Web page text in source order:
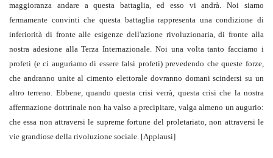
maggioranza andare a questa battaglia, ed esso vi andrà. Noi siamo
fermamente convinti che questa battaglia rappresenta una condizione di
inferiorità di fronte alle esigenze dell'azione rivoluzionaria, di fronte alla
nostra adesione alla Terza Internazionale. Noi una volta tanto facciamo i
profeti (e ci auguriamo di essere falsi profeti) prevedendo che queste forze,
che andranno unite al cimento elettorale dovranno domani scindersi su un
altro terreno. Ebbene, quando questa crisi verrà, questa crisi che la nostra
affermazione dottrinale non ha valso a precipitare, valga almeno un augurio:
che essa non attraversi le supreme fortune del proletariato, non attraversi le
vie grandiose della rivoluzione sociale. [Applausi]